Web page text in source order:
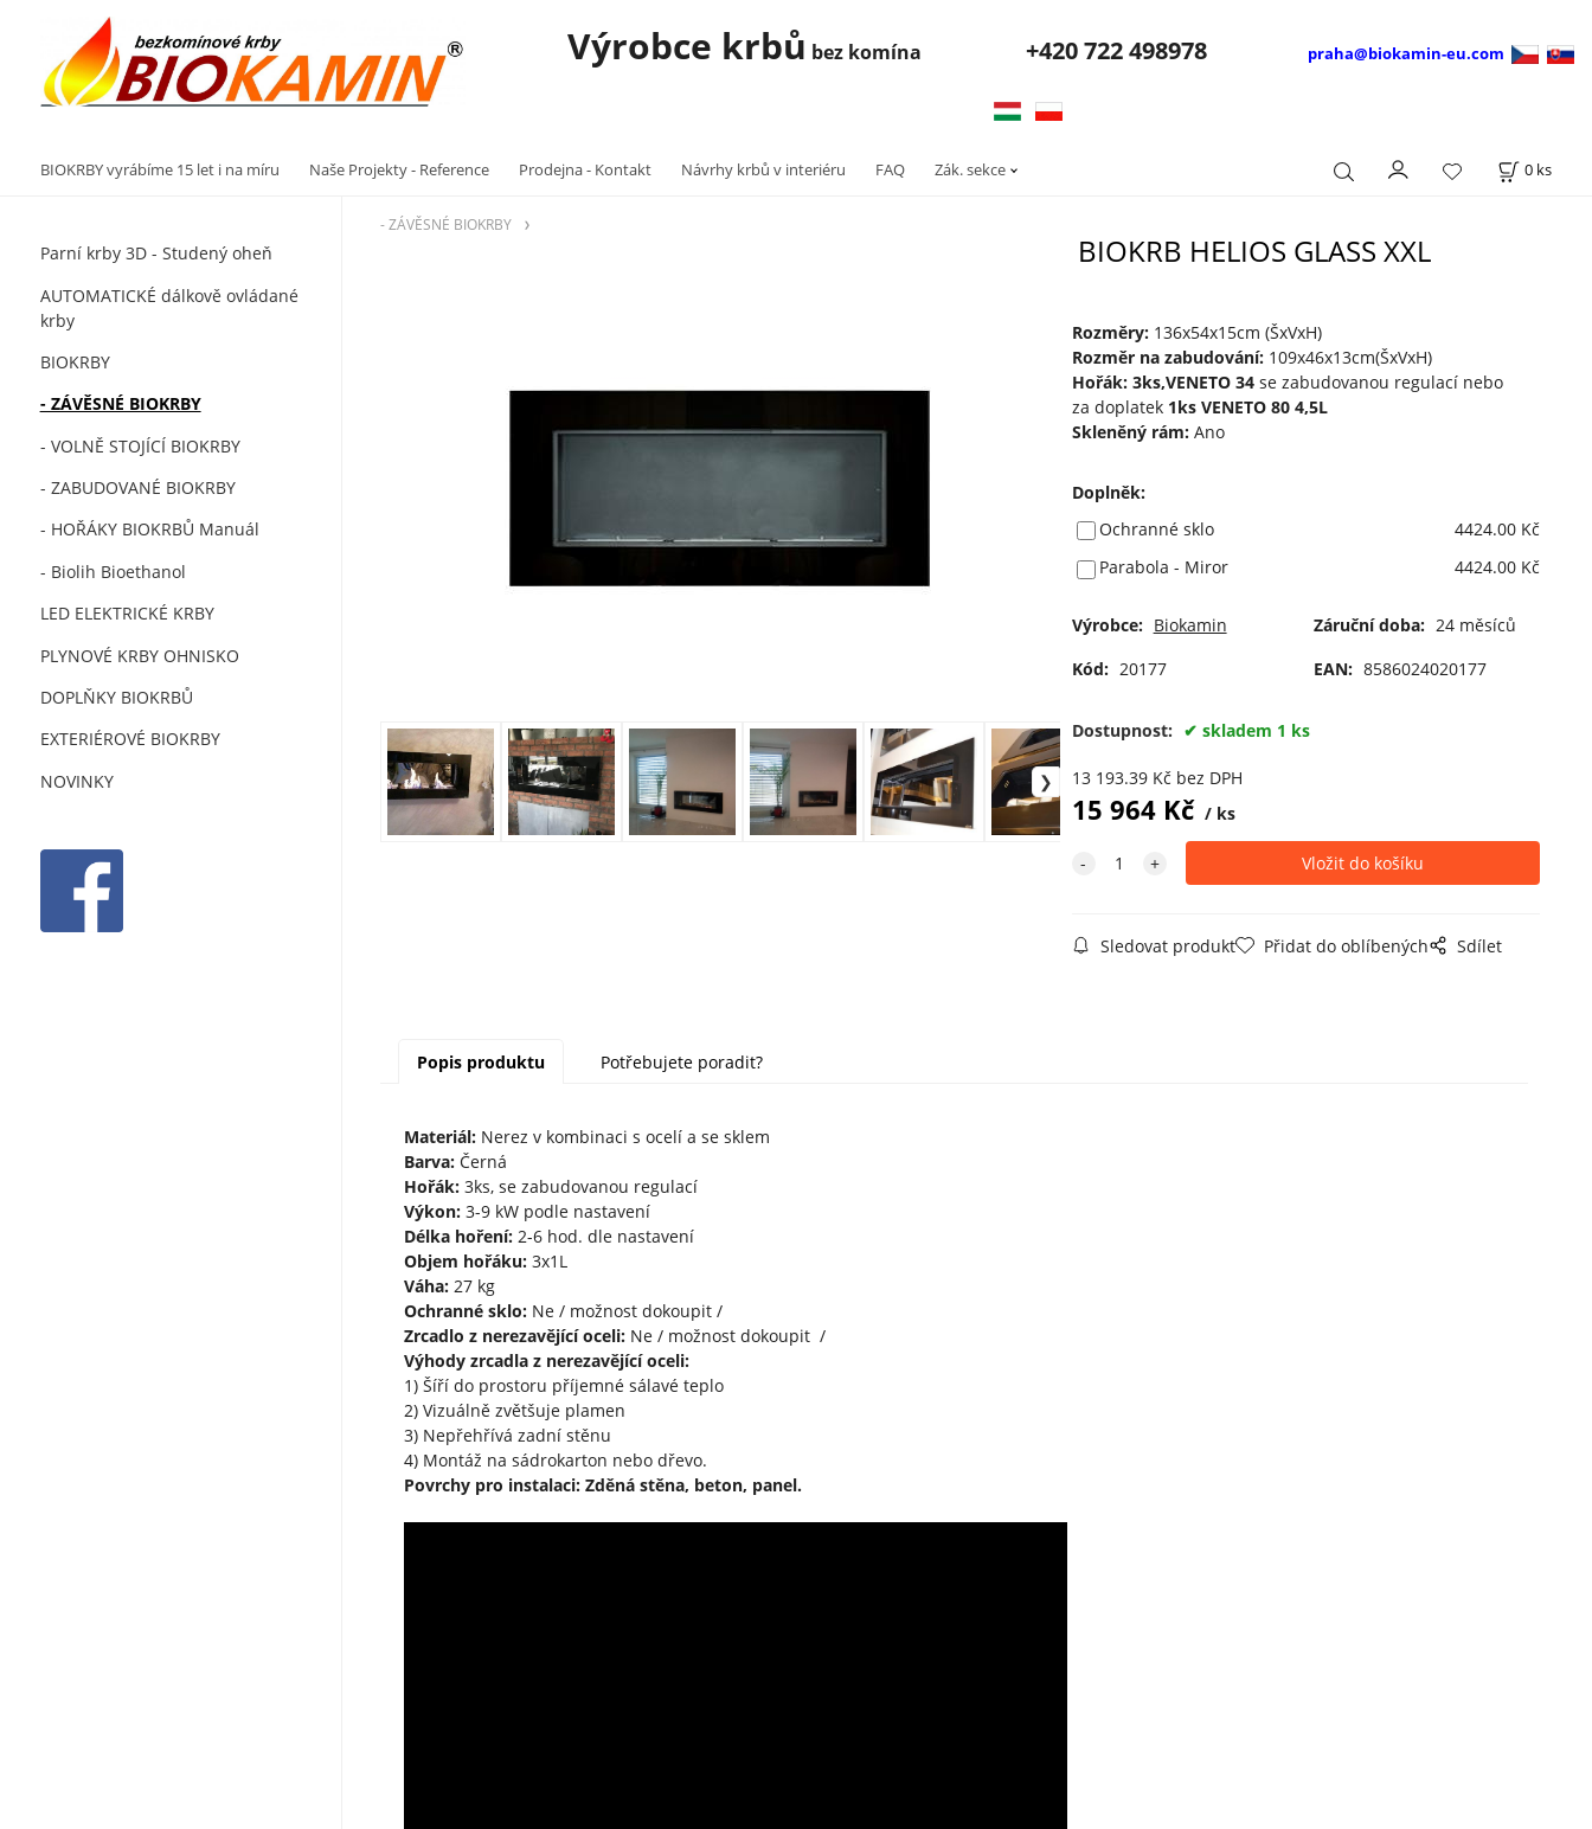
Výrobce krbů bez komína +420722 498978 praha@biokamin-eu.com
BIOKRBY vyrábíme 15 let i na míru Naše Projekty - Reference Prodejna - Kontakt Návrhy krbů v interiéru FAQ Zák. sekce 0 ks
Parní krby 3D - Studený oheň
AUTOMATICKÉ dálkově ovládané
krby
BIOKRBY
- ZÁVĚSNÉ BIOKRBY
- VOLNĚ STOJÍCÍ BIOKRBY
- ZABUDOVANÉ BIOKRBY
- HOŘÁKY BIOKRBŮ Manuál
- Biolih Bioethanol
LED ELEKTRICKÉ KRBY
PLYNOVÉ KRBY OHNISKO
DOPLŇKY BIOKRBŮ
EXTERIÉROVÉ BIOKRBY
NOVINKY
- ZÁVĚSNÉ BIOKRBY
BIOKRB HELIOS GLASS XXL
Rozměry:136x54x15cm (ŠxVxH)
Rozměr na zabudování:109x46x13cm(ŠxVxH)
Hořák: 3ks,VENETO 34se zabudovanou regulací nebo
za doplatek1ks VENETO 80 4,5L
Skleněný rám:Ano
Doplněk:
Ochranné sklo
4424.00 Kč
Parabola - Miror
4424.00 Kč
Výrobce: Biokamin Záruční doba: 24 měsíců
Kód: 20177 EAN: 8586024020177
Dostupnost: skladem 1 ks
13 193.39Kč bez DPH
15 964Kč ks
Sledovat produkt Přidat do oblíbených Sdílet
Popis produktu Potřebujete poradit?
Materiál:Nerez v kombinaci s ocelí a se sklem
Barva:Černá
Hořák:3ks, se zabudovanou regulací
Výkon:3-9 kW podle nastavení
Délka hoření:2-6 hod. dle nastavení
Objem hořáku:3x1L
Váha:27 kg
Ochranné sklo:Ne / možnost dokoupit /
Zrcadlo z nerezavějící oceli:Ne / možnost dokoupit /
Výhody zrcadla z nerezavějící oceli:
1) Šíří do prostoru příjemné sálavé teplo
2) Vizuálně zvětšuje plamen
3) Nepřehřívá zadní stěnu
4) Montáž na sádrokarton nebo dřevo.
Povrchy pro instalaci: Zděná stěna, beton, panel.